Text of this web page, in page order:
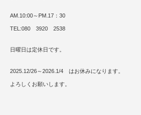
AM.10:00～PM.17：30
TEL:080 3920 2538
日曜日は定休日です。
2025.12/26～2026.1/4 はお休みになります。
よろしくお願いします。